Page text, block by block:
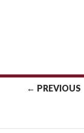
← PREVIOUS